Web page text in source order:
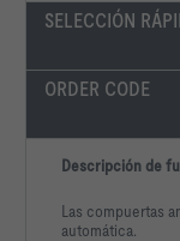
SELECCIÓN
ORDER CODE
Descripción de
Las compuertas
automática.